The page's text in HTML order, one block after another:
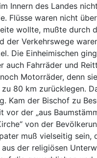
Innern des Landes
Flüsse waren nicht
wollte, mußte durch
der Verkehrswege
Die Einheimischen
auch Fahrräder und
Motorräder, denn
80 km zurücklegen.
Kam der Bischof zu
vor der „aus
von der
muß vielseitig sein,
der religiösen